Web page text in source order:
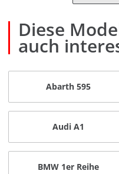
Diese
auch
Abarth 595
Audi A1
BMW 1er Reihe